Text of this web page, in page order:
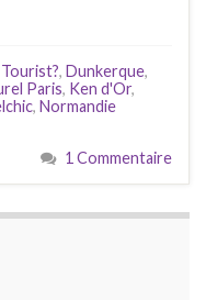
, Dunkerque,
Paris, Ken d'Or,
, Normandie
1 Commentaire